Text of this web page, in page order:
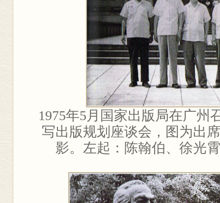
1975年5月国家出版局在广州
写出版规划座谈会，图为出
影。左起：陈翰伯、徐光